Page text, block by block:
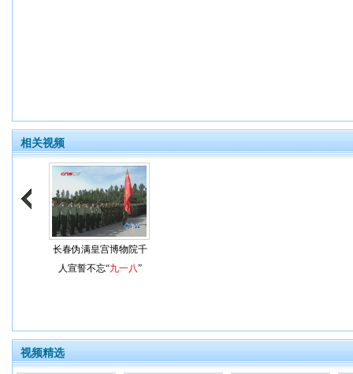
相关视频
长春伪满皇宫博物院千
人宣誓不忘“九一八”
视频精选